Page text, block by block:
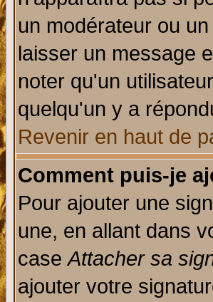
un modérateur ou
laisser un message
noter qu'un
quelqu'un y a
Revenir en haut de
Comment puis-je
Pour ajouter une
une, en allant dans
caseAttacher sa
ajouter votre